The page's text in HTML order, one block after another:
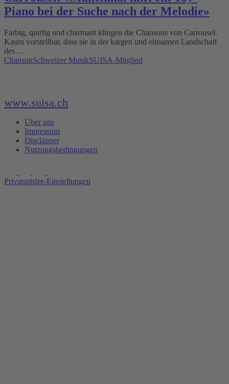
Piano bei der Suche nach der Melodie»
Farbig, quirlig und charmant klingen die Chansons von Carrousel.
Kaum vorstellbar, dass sie in der kargen und einsamen Landschaft
des …
ChansonSchweizer MusikSUISA-Mitglied
www.suisa.ch
Über uns
Impressum
Disclaimer
Nutzungsbedingungen
Privatsphäre-Einstellungen